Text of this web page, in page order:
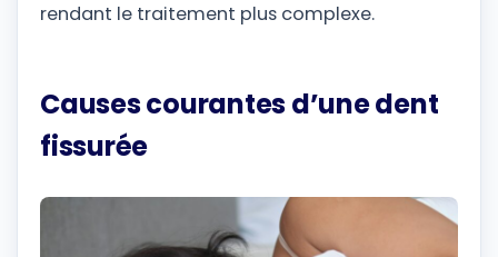
rendant le traitement plus complexe.
Causes courantes d’une dent
fissurée